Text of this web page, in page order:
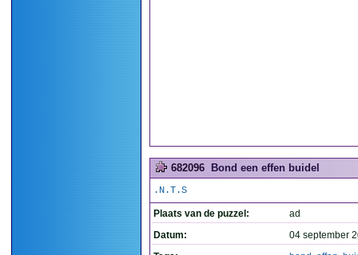
682096 Bond een effen buidel
.N.T.S
Plaats van de puzzel:
ad
Datum:
04 september